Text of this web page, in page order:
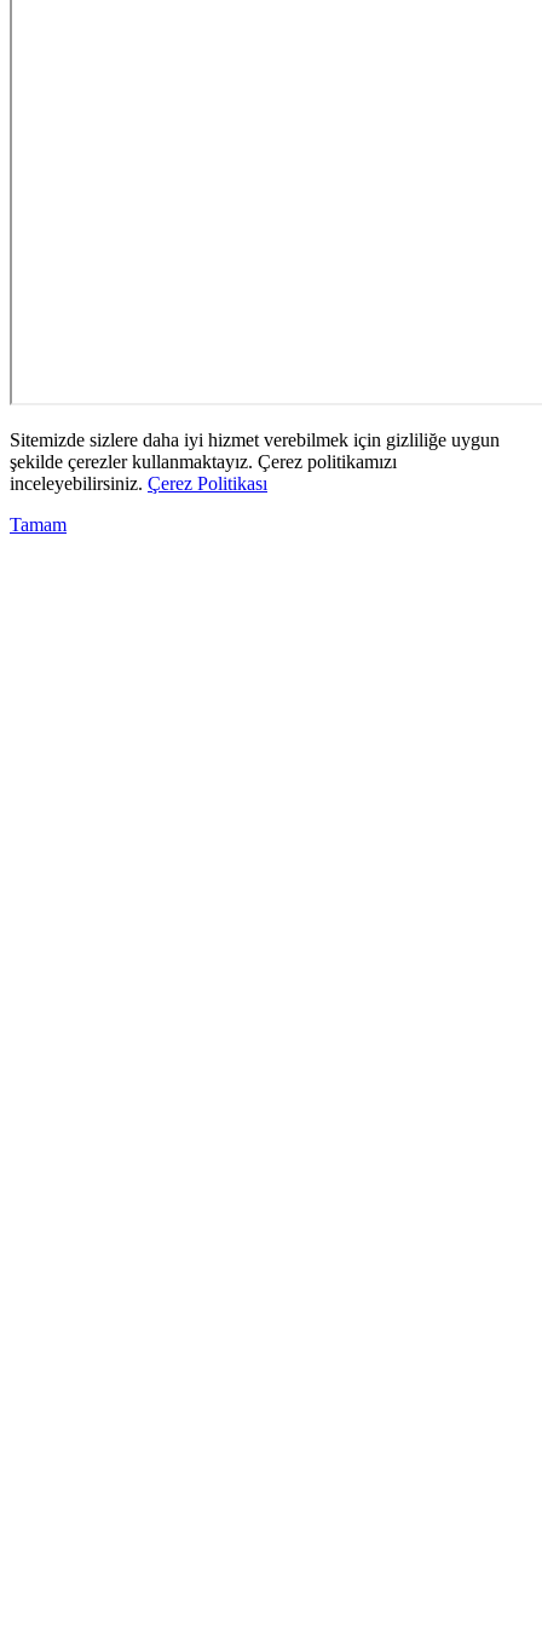
Sitemizde sizlere daha iyi hizmet verebilmek için gizliliğe uygun
şekilde çerezler kullanmaktayız. Çerez politikamızı
inceleyebilirsiniz. Çerez Politikası
Tamam